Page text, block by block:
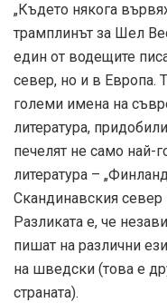
„Където някога
трамплинът за Шел
един от водещите
север, но и в Европа.
големи имена на
литература,
печелят не само най-
литература –
Скандинавския север
Разликата е, че
пишат на различни
на шведски (това е
страната).